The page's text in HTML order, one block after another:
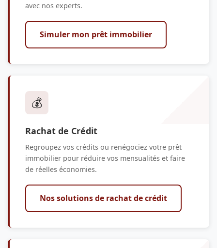
avec nos experts.
Simuler mon prêt immobilier
💰
Rachat de Crédit
Regroupez vos crédits ou renégociez votre prêt
immobilier pour réduire vos mensualités et faire
de réelles économies.
Nos solutions de rachat de crédit